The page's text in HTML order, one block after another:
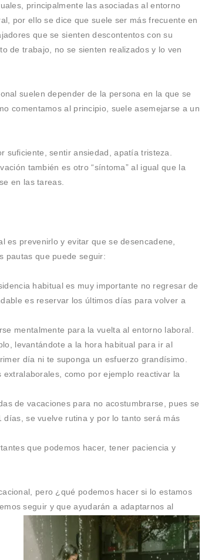
principalmente las asociadas al entorno
por ello se dice que suele ser más frecuente en
que se sienten descontentos con su
de trabajo, no se sienten realizados y lo ven
suelen depender de la persona en la que se
comentamos al principio, suele asemejarse a un
suficiente, sentir ansiedad, apatía tristeza.
también es otro “síntoma” al igual que la
en las tareas.
es prevenirlo y evitar que se desencadene,
pautas que puede seguir:
habitual es muy importante no regresar de
es reservar los últimos días para volver a
mentalmente para la vuelta al entorno laboral.
levantándote a la hora habitual para ir al
día ni te suponga un esfuerzo grandísimo.
como por ejemplo reactivar la
de vacaciones para no acostumbrarse, pues se
se vuelve rutina y por lo tanto será más
que podemos hacer, tener paciencia y
pero ¿qué podemos hacer si lo estamos
seguir y que ayudarán a adaptarnos al